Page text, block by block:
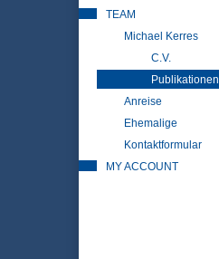
TEAM
Michael Kerres
C.V.
Publikationen
Anreise
Ehemalige
Kontaktformular
MY ACCOUNT